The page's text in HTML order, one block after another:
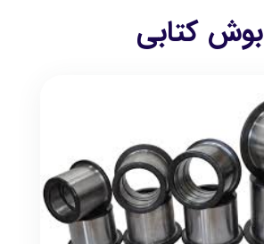
بوش کتابی